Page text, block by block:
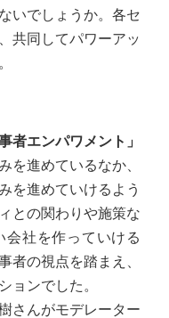
いでしょうか。各セ
共同してパワーアッ
者エンパワメント」
進めているなか、
を進めていけるよう
との関わりや施策な
会社を作っていける
者の視点を踏まえ、
ョンでした。
さんがモデレーター